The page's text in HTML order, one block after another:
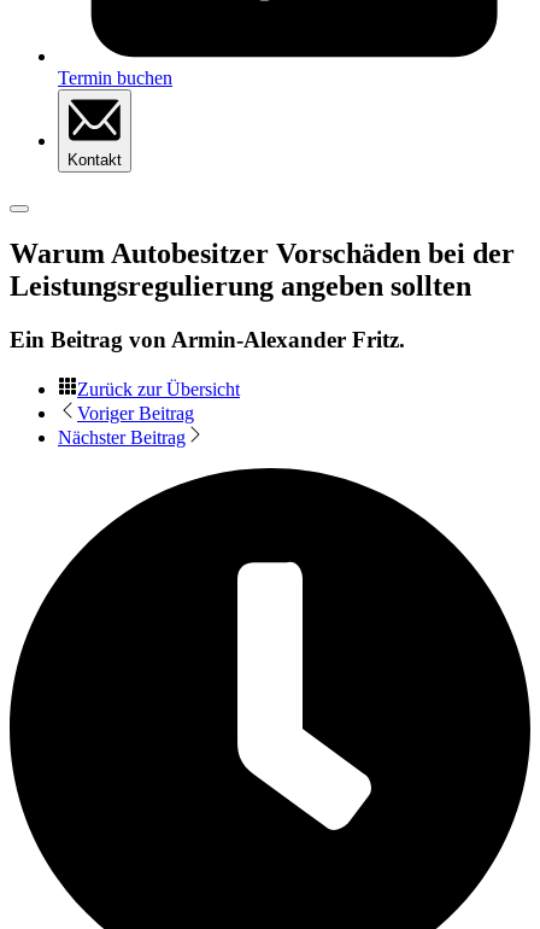
Termin buchen
Kontakt
Warum Autobesitzer Vorschäden bei der
Leistungsregulierung angeben sollten
Ein Beitrag von Armin-Alexander Fritz.
Zurück zur Übersicht
Voriger Beitrag
Nächster Beitrag